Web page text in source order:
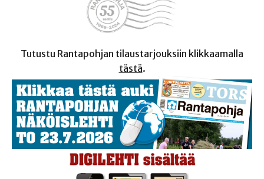
Tutustu Rantapohjan tilaustarjouksiin klikkaamalla
tästä.